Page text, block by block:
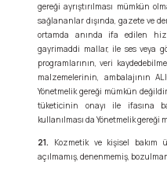
gereği ayrıştırılması mümkün
sağlananlar dışında, gazete ve
ortamda anında ifa edilen
gayrimaddi mallar, ile ses veya
programlarının, veri
malzemelerinin, ambalajının
Yönetmelik gereği mümkün
tüketicinin onayı ile ifasına
kullanılması da Yönetmelik gereği
21. Kozmetik ve kişisel bakım
açılmamış, denenmemiş,